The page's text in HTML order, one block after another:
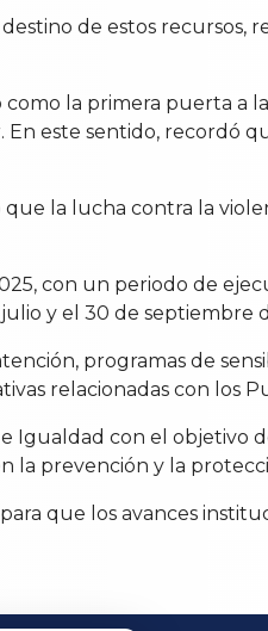
de estos recursos,
como la primera puerta a
este sentido, recordó
la lucha contra la
con un periodo de
y el 30 de septiembre
programas de
relacionadas con los
Igualdad con el objetivo
prevención y la
que los avances